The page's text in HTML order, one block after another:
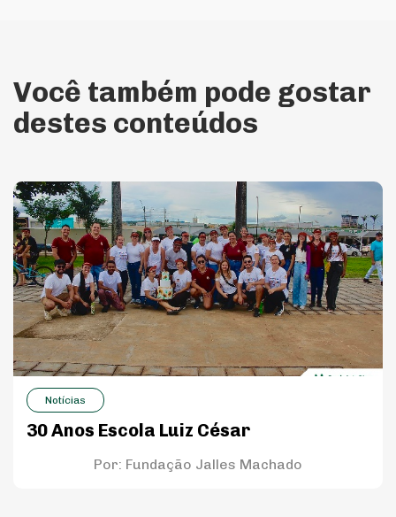
Você também pode gostar
destes conteúdos
Notícias
30 Anos Escola Luiz César
Por: Fundação Jalles Machado